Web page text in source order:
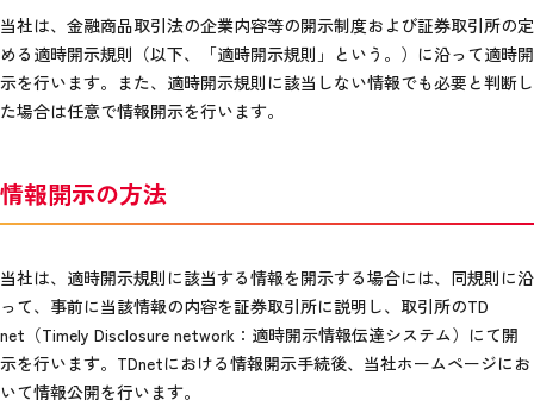
当社は、金融商品取引法の企業内容等の開示制度および証券取引所の定
める適時開示規則（以下、「適時開示規則」という。）に沿って適時開
示を行います。また、適時開示規則に該当しない情報でも必要と判断し
た場合は任意で情報開示を行います。
情報開示の方法
当社は、適時開示規則に該当する情報を開示する場合には、同規則に沿
って、事前に当該情報の内容を証券取引所に説明し、取引所のTD
net（Timely Disclosure network：適時開示情報伝達システム）にて開
示を行います。TDnetにおける情報開示手続後、当社ホームページにお
いて情報公開を行います。